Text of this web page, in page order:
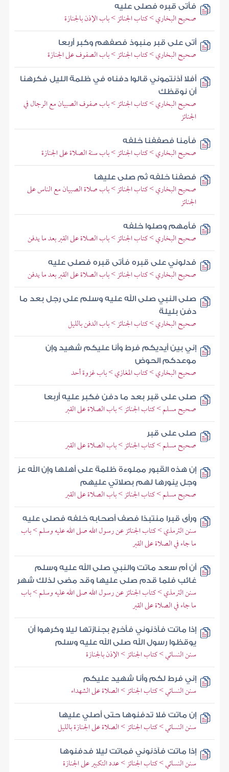
فأتى قبره فصلى عليه
صحيح البخاري > كتاب الجنائز > باب الإذن بالجنازة
أتى على قبر منبوذ فصفهم وكبر أربعا
صحيح البخاري > كتاب الجنائز > باب الصفوف على الجنازة
أفلا آذنتموني قالوا دفناه في ظلمة الليل فكرهنا
أن نوقظك
صحيح البخاري > كتاب الجنائز > باب صفوف الصبيان مع الرجال في
الجنائز
فأمنا فصففنا خلفه
صحيح البخاري > كتاب الجنائز > باب سنة الصلاة على الجنازة
فصفنا خلفه ثم صلى عليها
صحيح البخاري > كتاب الجنائز > باب صلاة الصبيان مع الناس على
الجنائز
فأمهم وصلوا خلفه
صحيح البخاري > كتاب الجنائز > باب الصلاة على القبر بعد ما يدفن
فدلوني على قبره فأتى قبره فصلى عليه
صحيح البخاري > كتاب الجنائز > باب الصلاة على القبر بعد ما يدفن
صلى النبي صلى الله عليه وسلم على رجل بعد ما
دفن بليلة
صحيح البخاري > كتاب الجنائز > باب الدفن بالليل
إني بين أيديكم فرط وأنا عليكم شهيد وإن
موعدكم الحوض
صحيح البخاري > كتاب المغازي > باب غزوة أحد
صلى على قبر بعد ما دفن فكبر عليه أربعا
صحيح مسلم > كتاب الجنائز > باب الصلاة على القبر
صلى على قبر
صحيح مسلم > كتاب الجنائز > باب الصلاة على القبر
إن هذه القبور مملوءة ظلمة على أهلها وإن الله عز
وجل ينورها لهم بصلاتي عليهم
صحيح مسلم > كتاب الجنائز > باب الصلاة على القبر
ورأى قبرا منتبذا فصف أصحابه خلفه فصلى عليه
سنن الترمذي > كتاب الجنائز عن رسول الله صلى الله عليه وسلم > باب
ما جاء في الصلاة على القبر
أن أم سعد ماتت والنبي صلى الله عليه وسلم
غائب فلما قدم صلى عليها وقد مضى لذلك شهر
سنن الترمذي > كتاب الجنائز عن رسول الله صلى الله عليه وسلم > باب
ما جاء في الصلاة على القبر
إذا ماتت فآذنوني فأخرج بجنازتها ليلا وكرهوا أن
يوقظوا رسول الله صلى الله عليه وسلم
سنن النسائي > كتاب الجنائز > الإذن بالجنازة
إني فرط لكم وأنا شهيد عليكم
سنن النسائي > كتاب الجنائز > الصلاة على الشهداء
إن ماتت فلا تدفنوها حتى أصلي عليها
سنن النسائي > كتاب الجنائز > الصلاة على الجنازة بالليل
إذا ماتت فآذنوني فماتت ليلا فدفنوها
سنن النسائي > كتاب الجنائز > عدد التكبير على الجنازة